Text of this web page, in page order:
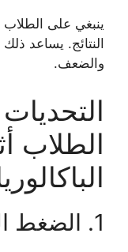
ينبغي على الطلاب
النتائج. يساعد
والضعف.
الطلاب
1. الضغط النفسي